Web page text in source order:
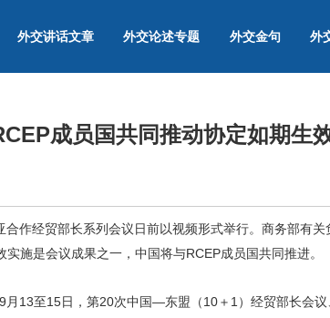
外交讲话文章 外交论述专题 外交金句 外
成员国共同推动协定如期生
作经贸部长系列会议日前以视频形式举行。商务部有
施是会议成果之一，中国将与RCEP成员国共同推进。
13至15日，第20次中国—东盟（10＋1）经贸部长会